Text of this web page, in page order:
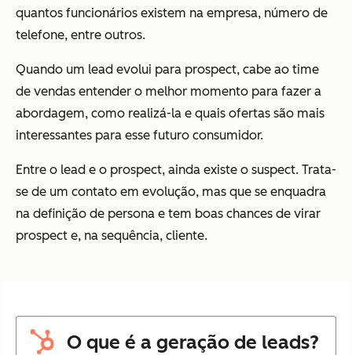
quantos funcionários existem na empresa, número de
telefone, entre outros.
Quando um lead evolui para prospect, cabe ao time
de vendas entender o melhor momento para fazer a
abordagem, como realizá-la e quais ofertas são mais
interessantes para esse futuro consumidor.
Entre o lead e o prospect, ainda existe o suspect. Trata-
se de um contato em evolução, mas que se enquadra
na definição de persona e tem boas chances de virar
prospect e, na sequência, cliente.
O que é a geração de leads?